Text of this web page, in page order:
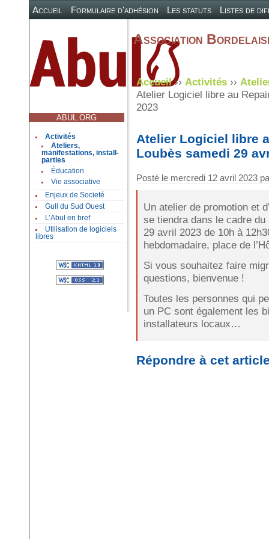
Accueil Formulaire d'adhésion Les statuts Listes de
ABUL.ORG
Activités
Ateliers,
manifestations, install-
parties
Éducation
Vie associative
Enjeux de Societé
Gull du Sud Ouest
L’Abul en bref
Utilisation de logiciels
libres
Association
Accueil›› Activités››
Atelier Logiciel libre au
2023
Atelier Logiciel libre
Loubès samedi 29
Posté le mercredi 12 avril 2023
Un atelier de promotion et
se tiendra dans le cadre
29 avril 2023 de 10h à
hebdomadaire, place de
Si vous souhaitez faire
questions, bienvenue !
Toutes les personnes qui
un PC sont également les
installateurs locaux…
Répondre à cet